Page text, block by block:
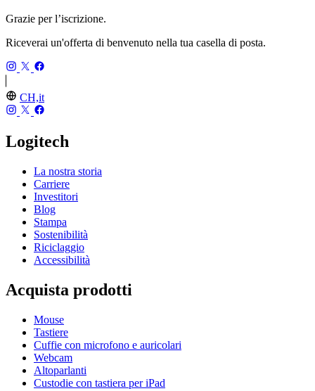
Grazie per l’iscrizione.
Riceverai un'offerta di benvenuto nella tua casella di posta.
CH,it
Logitech
La nostra storia
Carriere
Investitori
Blog
Stampa
Sostenibilità
Riciclaggio
Accessibilità
Acquista prodotti
Mouse
Tastiere
Cuffie con microfono e auricolari
Webcam
Altoparlanti
Custodie con tastiera per iPad